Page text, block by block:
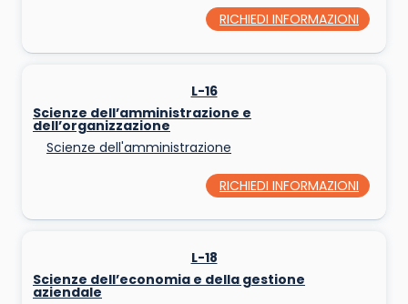
RICHIEDI INFORMAZIONI
L-16
Scienze dell’amministrazione e
dell’organizzazione
Scienze dell'amministrazione
RICHIEDI INFORMAZIONI
L-18
Scienze dell’economia e della gestione
aziendale